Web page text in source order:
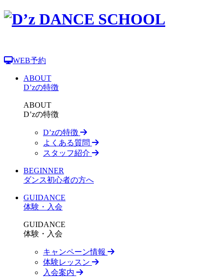
WEB予約
ABOUT
D’zの特徴
ABOUT
D’zの特徴
D’zの特徴
よくある質問
スタッフ紹介
BEGINNER
ダンス初心者の方へ
GUIDANCE
体験・入会
GUIDANCE
体験・入会
キャンペーン情報
体験レッスン
入会案内